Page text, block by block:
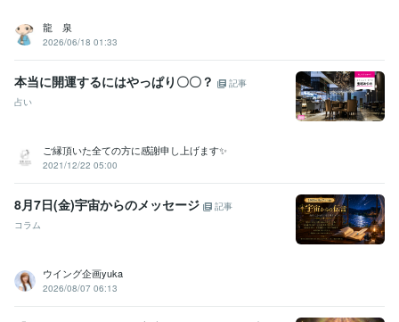
龍 泉
2026/06/18 01:33
本当に開運するにはやっぱり〇〇？
記事
占い
ご縁頂いた全ての方に感謝申し上げます✨
2021/12/22 05:00
8月7日(金)宇宙からのメッセージ
記事
コラム
ウイング企画yuka
2026/08/07 06:13